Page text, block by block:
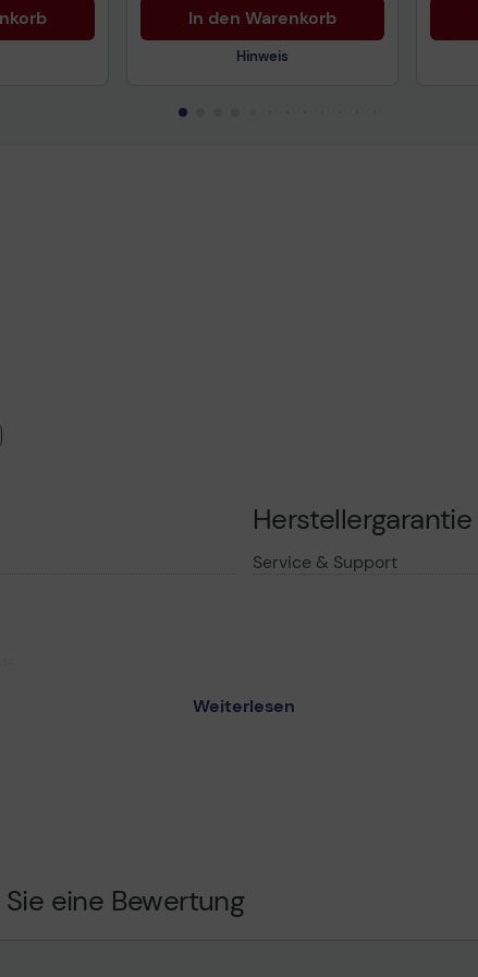
In den Warenkorb
Hinweis
Herstellergarantie
Service & Support
Weiterlesen
eine Bewertung